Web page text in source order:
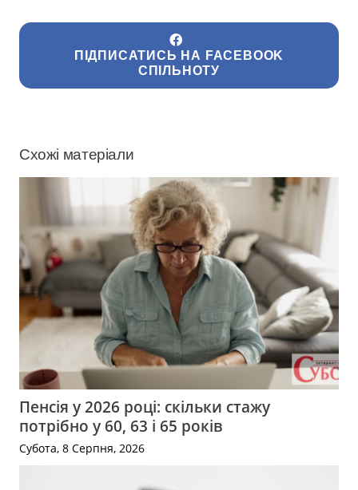
ПІДПИСАТИСЬ НА FACEBOOK
СПІЛЬНОТУ
Схожі матеріали
Пенсія у 2026 році: скільки стажу
потрібно у 60, 63 і 65 років
Субота, 8 Серпня, 2026